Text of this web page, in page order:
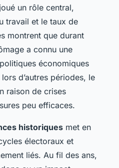
un rôle central,
travail et le taux de
montrent que durant
a connu une
économiques
d’autres périodes, le
raison de crises
peu efficaces.
historiques met en
électoraux et
liés. Au fil des ans,